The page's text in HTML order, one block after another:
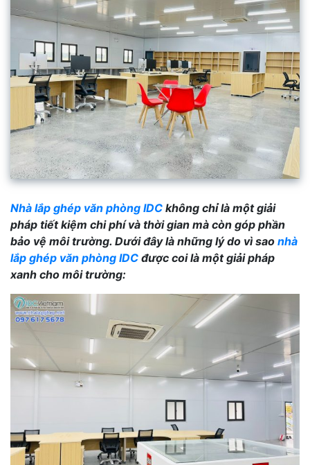
Nhà lắp ghép văn phòng IDC không chỉ là một giải
pháp tiết kiệm chi phí và thời gian mà còn góp phần
bảo vệ môi trường. Dưới đây là những lý do vì sao nhà
lắp ghép văn phòng IDC được coi là một giải pháp
xanh cho môi trường: